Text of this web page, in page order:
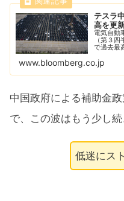
テスラ
高を更
電気自動
（第３
で過去最
www.bloomberg.co.jp
中国政府による補助金
で、この波はもう少し続
低迷にス